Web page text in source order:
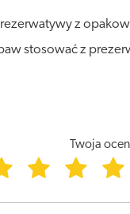
z
stosować z
Twoja